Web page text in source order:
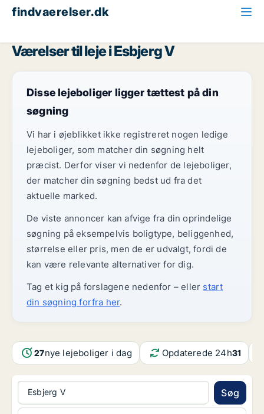
findvaerelser.dk
Værelser til leje i Esbjerg V
Disse lejeboliger ligger tættest på din
søgning
Vi har i øjeblikket ikke registreret nogen ledige
lejeboliger, som matcher din søgning helt
præcist. Derfor viser vi nedenfor de lejeboliger,
der matcher din søgning bedst ud fra det
aktuelle marked.
De viste annoncer kan afvige fra din oprindelige
søgning på eksempelvis boligtype, beliggenhed,
størrelse eller pris, men de er udvalgt, fordi de
kan være relevante alternativer for dig.
Tag et kig på forslagene nedenfor – eller start
din søgning forfra her.
27nye lejeboliger i dag Opdaterede 24h31
Esbjerg V Søg